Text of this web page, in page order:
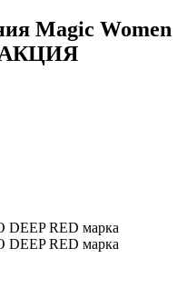
Magic Women
АКЦИЯ